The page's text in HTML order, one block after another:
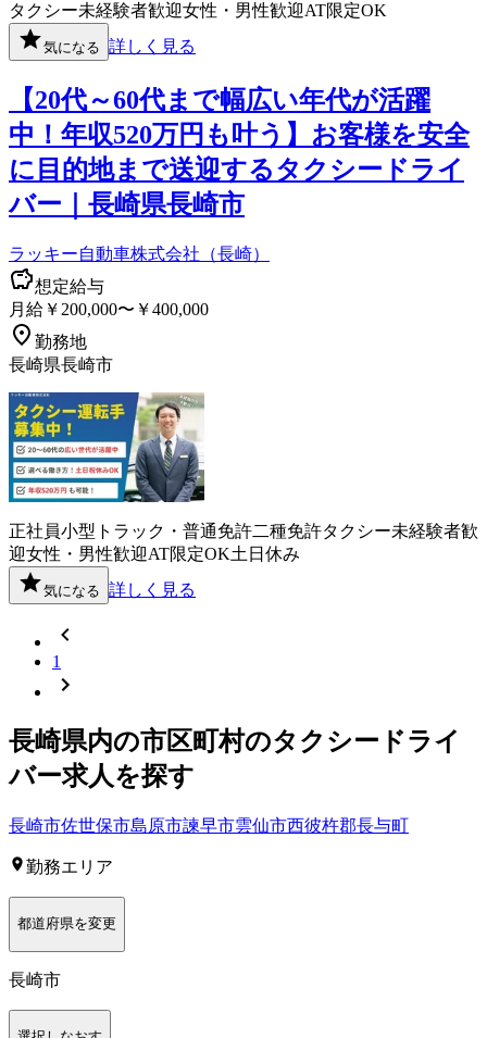
タクシー未経験者歓迎女性・男性歓迎AT限定OK
気になる 詳しく見る
【20代～60代まで幅広い年代が活躍
中！年収520万円も叶う】お客様を安全
に目的地まで送迎するタクシードライ
バー｜長崎県長崎市
ラッキー自動車株式会社（長崎）
想定給与
月給￥200,000〜￥400,000
勤務地
長崎県長崎市
正社員小型トラック・普通免許二種免許タクシー未経験者歓
迎女性・男性歓迎AT限定OK土日休み
気になる 詳しく見る
1
長崎県内の市区町村のタクシー ドライ
バー求人を探す
長崎市佐世保市島原市諫早市雲仙市西彼杵郡長与町
勤務エリア
都道府県を変更
長崎市